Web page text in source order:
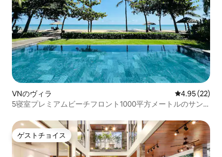
VNのヴィラ レビュー22
4.95 (22)
5寝室プレミアムビーチフロント1000平方メートルのサン
ゲストチョイス
ゲストチョイス